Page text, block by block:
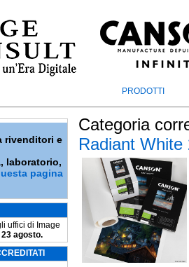
PRODOTTI
rivenditori e
laboratorio,
pagina
uffici di Image
23 agosto.
Categoria
Radiant White